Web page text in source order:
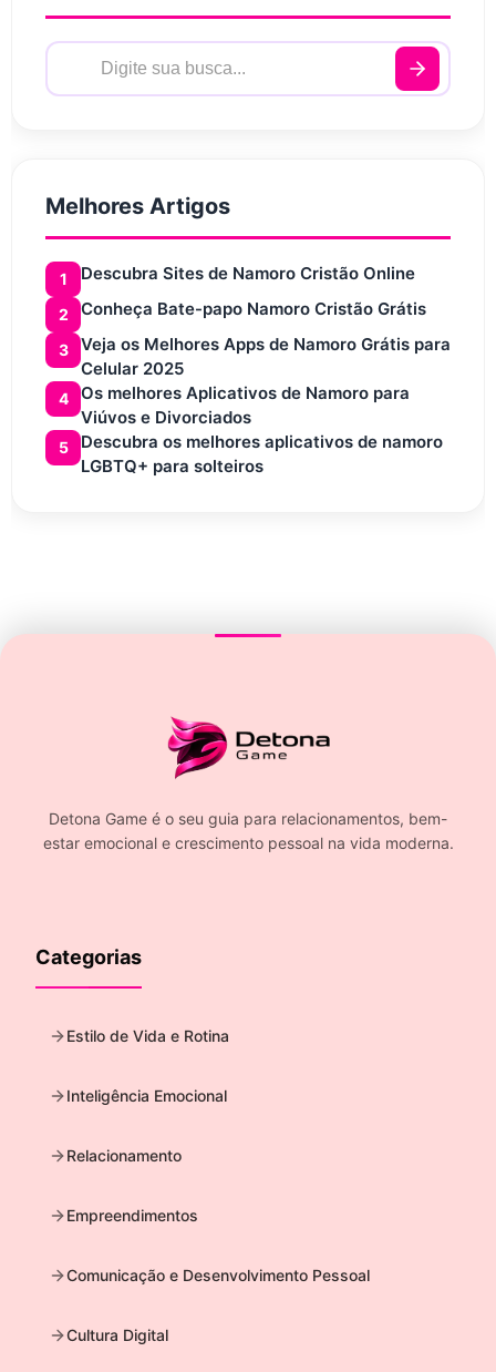
Melhores Artigos
1 Descubra Sites de Namoro Cristão Online
2 Conheça Bate-papo Namoro Cristão Grátis
3
Veja os Melhores Apps de Namoro Grátis para
Celular 2025
4
Os melhores Aplicativos de Namoro para
Viúvos e Divorciados
5
Descubra os melhores aplicativos de namoro
LGBTQ+ para solteiros
Detona Game é o seu guia para relacionamentos, bem-
estar emocional e crescimento pessoal na vida moderna.
Categorias
Estilo de Vida e Rotina
Inteligência Emocional
Relacionamento
Empreendimentos
Comunicação e Desenvolvimento Pessoal
Cultura Digital